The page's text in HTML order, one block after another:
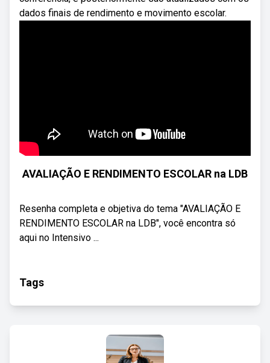
dados finais de rendimento e movimento escolar.
AVALIAÇÃO E RENDIMENTO ESCOLAR na LDB
Resenha completa e objetiva do tema "AVALIAÇÃO E
RENDIMENTO ESCOLAR na LDB", você encontra só
aqui no Intensivo ...
Tags